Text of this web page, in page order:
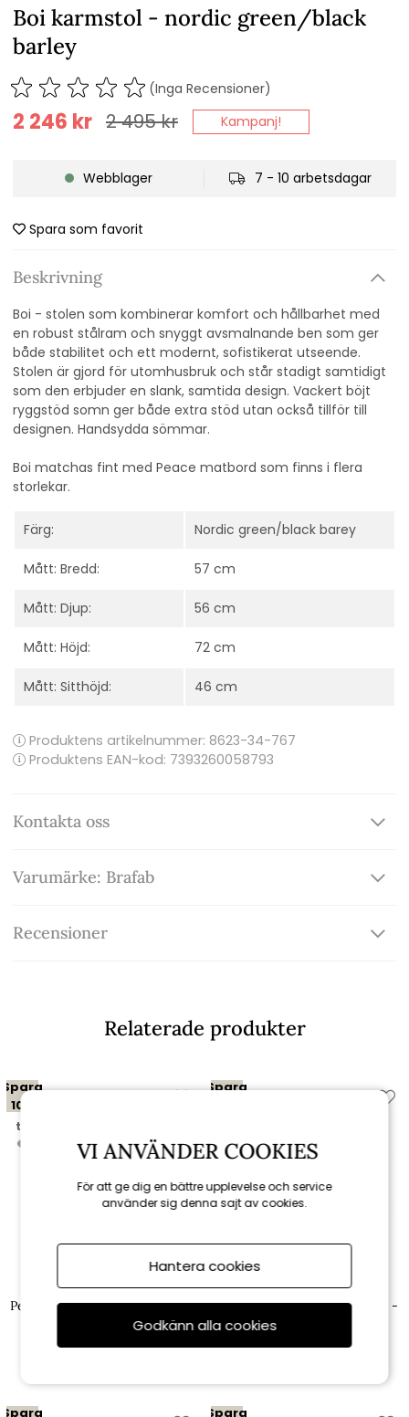
Boi karmstol - nordic green/black
barley
(Inga Recensioner)
2 495kr
2 246 kr Kampanj!
Webblager 7 - 10 arbetsdagar
Spara som favorit
Beskrivning
Boi - stolen som kombinerar komfort och hållbarhet med
en robust stålram och snyggt avsmalnande ben som ger
både stabilitet och ett modernt, sofistikerat utseende.
Stolen är gjord för utomhusbruk och står stadigt samtidigt
som den erbjuder en slank, samtida design. Vackert böjt
ryggstöd somn ger både extra stöd utan också tillför till
designen. Handsydda sömmar.
Boi matchas fint med Peace matbord som finns i flera
storlekar.
Färg: Nordic green/black barey
Mått: Bredd: 57 cm
Mått: Djup: 56 cm
Mått: Höjd: 72 cm
Mått: Sitthöjd: 46 cm
Produktens artikelnummer: 8623-34-767
Produktens EAN-kod: 7393260058793
Kontakta oss
Varumärke: Brafab
Recensioner
Relaterade produkter
Spara
10%
till 16/8
Brafab
Peace matbord Ø 150 H73 cm -
nordic green
Spara
Brafab
Peace matbord Ø 110 H73 cm -
nordic green
Spara Spara
VI ANVÄNDER COOKIES
För att ge dig en bättre upplevelse och service
använder sig denna sajt av cookies.
Hantera cookies
Godkänn alla cookies